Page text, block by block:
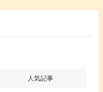
人気記事